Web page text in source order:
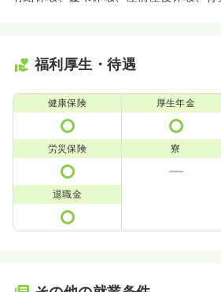
福利厚生・待遇
健康保険 厚生年金
労災保険 寮
退職金